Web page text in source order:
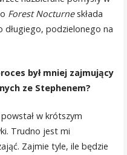
Forest Nocturneskłada
długiego, podzielonego na
był mniej zajmujący
ze Stephenem?
w krótszym
Trudno jest mi
Zajmie tyle, ile będzie